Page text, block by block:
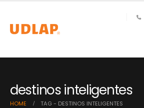
destinos inteligentes
HOME TAG - DESTINOS INTELIGENTES